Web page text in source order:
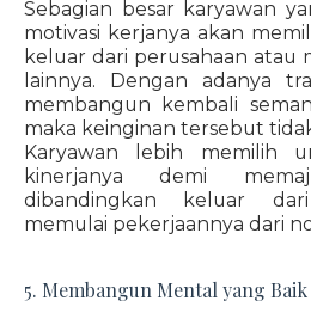
Sebagian besar karyawan
motivasi kerjanya akan
keluar dari perusahaan atau
lainnya. Dengan adanya
membangun kembali
maka keinginan tersebut
Karyawan lebih memilih
kinerjanya demi
dibandingkan keluar
memulai pekerjaannya dari
5. Membangun Mental yang